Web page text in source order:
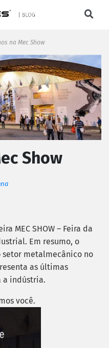
na Mec Show
Show
MEC SHOW – Feira da
Em resumo, o
metalmecânico no
as últimas
a indústria.
você.